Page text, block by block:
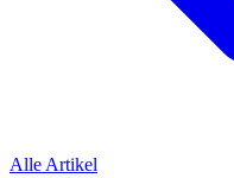
Alle Artikel